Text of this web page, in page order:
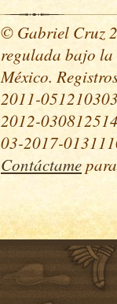
© Gabriel Cruz
regulada bajo la
México.
2011-
2012-
03-2017-
Contáctame